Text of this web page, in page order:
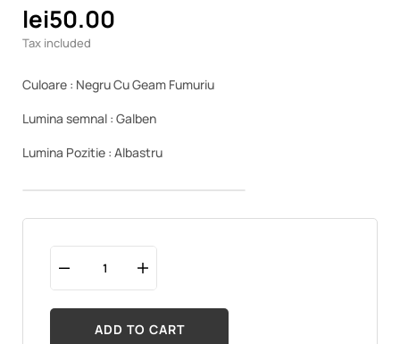
lei50.00
Tax included
Culoare : Negru Cu Geam Fumuriu
Lumina semnal : Galben
Lumina Pozitie : Albastru
ADD TO CART